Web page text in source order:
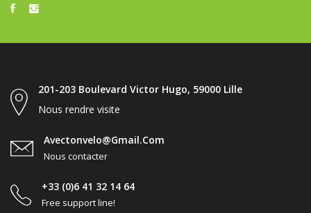
201-203 Boulevard Victor Hugo, 59000 Lille
Nous rendre visite
Avectonvelo@gmail.com
Nous contacter
+33 (0)6 41 32 14 64
Free support line!